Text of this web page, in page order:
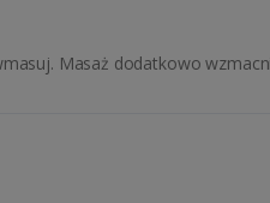
Masaż dodatkowo